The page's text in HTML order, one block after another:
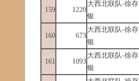
159 1220
大西北联队-徐存
银
160 673
大西北联队-徐存
银
161 1093
大西北联队-徐存
银